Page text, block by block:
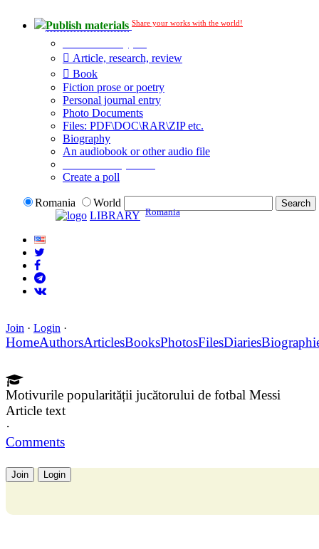
Publish materials Share your works with the world!
Article, research, review
Book
Fiction prose or poetry
Personal journal entry
Photo Documents
Files: PDF\DOC\RAR\ZIP etc.
Biography
An audiobook or other audio file
Create a poll
Romania
World
LIBRARY Romania
Join · Login ·
HomeAuthorsArticlesBooksPhotosFilesDiaries
Motivurile popularității jucătorului de fotbal Messi
Article text
·
Comments
Join Login